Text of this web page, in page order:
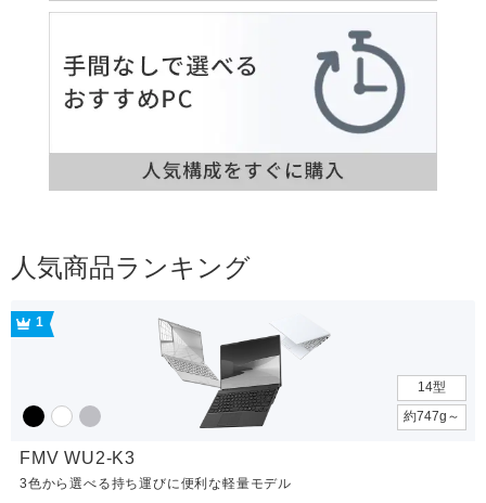
人気商品ランキング
1
14型
約747g～
FMV WU2-K3
3色から選べる持ち運びに便利な軽量モデル